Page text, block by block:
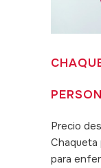
Precio
Chaqueta
para